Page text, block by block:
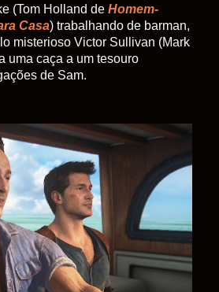
(Tom Holland de Homem-
Casa) trabalhando de barman,
misterioso Victor Sullivan (Mark
uma caça a um tesouro
de Sam.